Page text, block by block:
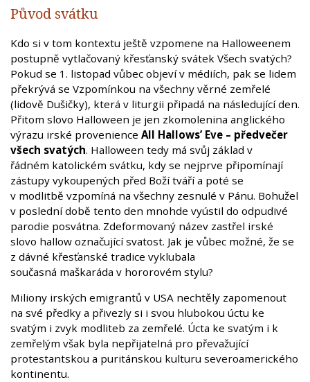
Původ svátku
Kdo si v tom kontextu ještě vzpomene na Halloweenem
postupně vytlačovaný křesťanský svátek Všech svatých?
Pokud se 1. listopad vůbec objeví v médiích, pak se lidem
překrývá se Vzpomínkou na všechny věrné zemřelé
(lidově Dušičky), která v liturgii připadá na následující den.
Přitom slovo Halloween je jen zkomolenina anglického
výrazu irské provenience All Hallows’ Eve – předvečer
všech svatých. Halloween tedy má svůj základ v
řádném katolickém svátku, kdy se nejprve připomínají
zástupy vykoupených před Boží tváří a poté se
v modlitbě vzpomíná na všechny zesnulé v Pánu. Bohužel
v poslední době tento den mnohde vyústil do odpudivé
parodie posvátna. Zdeformovaný název zastřel irské
slovo hallow označující svatost. Jak je vůbec možné, že se
z dávné křesťanské tradice vyklubala
současná maškaráda v hororovém stylu?
Miliony irských emigrantů v USA nechtěly zapomenout
na své předky a přivezly si i svou hlubokou úctu ke
svatým i zvyk modliteb za zemřelé. Úcta ke svatým i k
zemřelým však byla nepřijatelná pro převažující
protestantskou a puritánskou kulturu severoamerického
kontinentu.